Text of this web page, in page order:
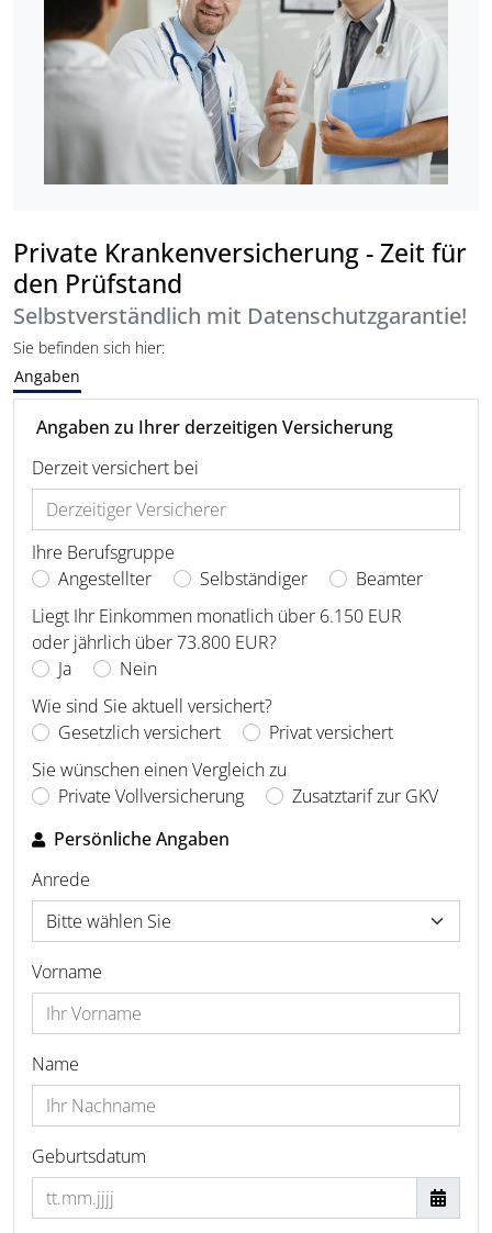
Private Krankenversicherung - Zeit für
den Prüfstand
Selbstverständlich mit Datenschutzgarantie!
Sie befinden sich hier:
Angaben
Angaben zu Ihrer derzeitigen Versicherung
Derzeit versichert bei
Ihre Berufsgruppe
Angestellter
Selbständiger
Beamter
Liegt Ihr Einkommen monatlich über 6.150 EUR
oder jährlich über 73.800 EUR?
Ja
Nein
Wie sind Sie aktuell versichert?
Gesetzlich versichert
Privat versichert
Sie wünschen einen Vergleich zu
Private Vollversicherung
Zusatztarif zur GKV
Persönliche Angaben
Anrede
Vorname
Name
Geburtsdatum